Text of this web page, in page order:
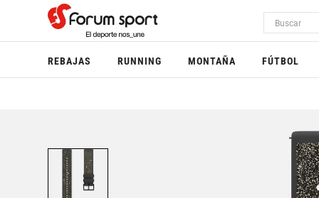
REBAJAS RUNNING MONTAÑA FÚTBOL